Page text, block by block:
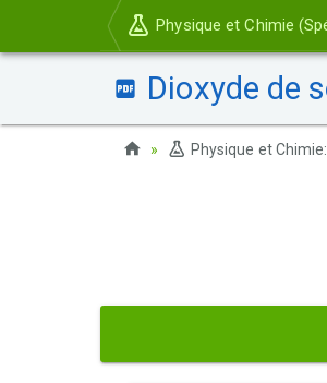
Physique et Chimie
Dioxyde de
Physique et